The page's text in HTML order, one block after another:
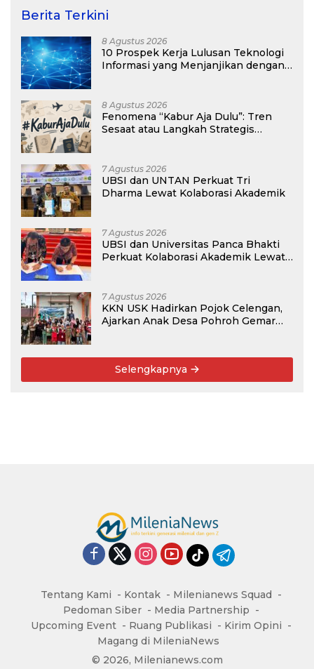
Berita Terkini
8 Agustus 2026
10 Prospek Kerja Lulusan Teknologi
Informasi yang Menjanjikan dengan
8 Agustus 2026
Fenomena “Kabur Aja Dulu”: Tren
Sesaat atau Langkah Strategis
7 Agustus 2026
UBSI dan UNTAN Perkuat Tri
Dharma Lewat Kolaborasi Akademik
7 Agustus 2026
UBSI dan Universitas Panca Bhakti
Perkuat Kolaborasi Akademik Lewat
7 Agustus 2026
KKN USK Hadirkan Pojok Celengan,
Ajarkan Anak Desa Pohroh Gemar
Selengkapnya
Tentang Kami Kontak
Milenianews Squad
Pedoman Siber
Media Partnership
Upcoming Event
Ruang Publikasi
Kirim Opini
Magang di MileniaNews
© 2026, Milenianews.com